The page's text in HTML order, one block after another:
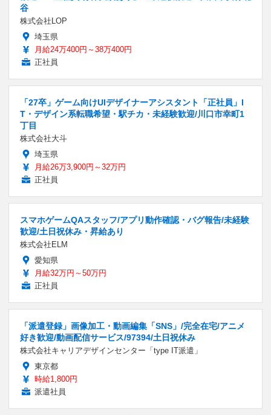
谷
株式会社LOP
埼玉県
月給24万400円～38万400円
正社員
「27卒」ゲーム向けUIデザイナーアシスタント「正社員」I
T・デザイン系転職希望・駅チカ・未経験歓迎/川口市幸町1
丁目
株式会社大斗
埼玉県
月給26万3,900円～32万円
正社員
スマホゲームQAスタッフ/アプリ動作確認・バグ報告/未経験
歓迎/土日祝休み・昇給あり
株式会社ELM
愛知県
月給32万円～50万円
正社員
「派遣登録」画像加工・動画編集「SNS」/完全在宅/アニメ
好き歓迎/動画配信サービス/97394/土日祝休み
株式会社キャリアデザインセンター「type IT派遣」
東京都
時給1,800円
派遣社員